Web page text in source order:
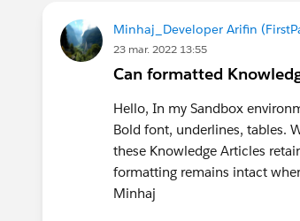
Minhaj_Developer Arifin
23 mar. 2022 13:55
Can formatted
Hello, In my Sandbox
Bold font, underlines, tables.
these Knowledge Articles
formatting remains intact
Minhaj